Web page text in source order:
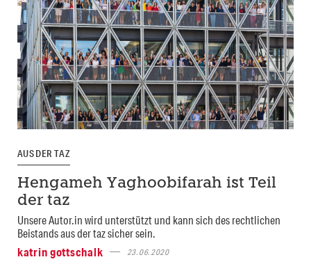
AUS DER TAZ
Hengameh Yaghoobifarah ist Teil
der taz
Unsere Autor.in wird unterstützt und kann sich des rechtlichen
Beistands aus der taz sicher sein.
katrin gottschalk
23.06.2020